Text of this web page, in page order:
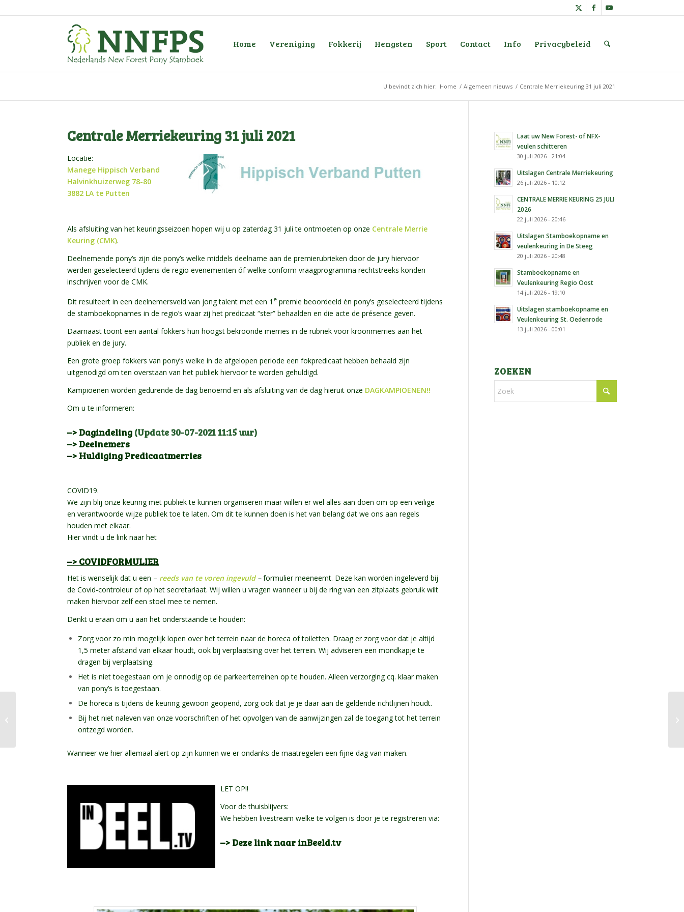
Home Vereniging Fokkerij Hengsten Sport Contact Info Privacybeleid
U bevindt zich hier: Home / Algemeen nieuws / Centrale Merriekeuring 31 juli 2021
Centrale Merriekeuring 31 juli 2021
Locatie:
Manege Hippisch Verband
Halvinkhuizerweg 78-80
3882 LA te Putten
Als afsluiting van het keuringsseizoen hopen wij u op zaterdag 31 juli te ontmoeten op onze Centrale Merrie
Keuring (CMK).
Deelnemende pony’s zijn die pony’s welke middels deelname aan de premierubrieken door de jury hiervoor
werden geselecteerd tijdens de regio evenementen óf welke conform vraagprogramma rechtstreeks konden
inschrijven voor de CMK.
Dit resulteert in een deelnemersveld van jong talent met een 1 e premie beoordeeld én pony’s geselecteerd tijdens
de stamboekopnames in de regio’s waar zij het predicaat “ster” behaalden en die acte de présence geven.
Daarnaast toont een aantal fokkers hun hoogst bekroonde merries in de rubriek voor kroonmerries aan het
publiek en de jury.
Een grote groep fokkers van pony’s welke in de afgelopen periode een fokpredicaat hebben behaald zijn
uitgenodigd om ten overstaan van het publiek hiervoor te worden gehuldigd.
Kampioenen worden gedurende de dag benoemd en als afsluiting van de dag hieruit onze DAGKAMPIOENEN!!
Om u te informeren:
–> Dagindeling (Update 30-07-2021 11:15 uur)
–> Deelnemers
–> Huldiging Predicaatmerries
COVID19.
We zijn blij onze keuring met publiek te kunnen organiseren maar willen er wel alles aan doen om op een veilige
en verantwoorde wijze publiek toe te laten. Om dit te kunnen doen is het van belang dat we ons aan regels
houden met elkaar.
Hier vindt u de link naar het
–> COVIDFORMULIER
Het is wenselijk dat u een – reeds van te voren ingevuld–formulier meeneemt. Deze kan worden ingeleverd bij
de Covid-controleur of op het secretariaat. Wij willen u vragen wanneer u bij de ring van een zitplaats gebruik wilt
maken hiervoor zelf een stoel mee te nemen.
Denkt u eraan om u aan het onderstaande te houden:
Zorg voor zo min mogelijk lopen over het terrein naar de horeca of toiletten. Draag er zorg voor dat je altijd
1,5 meter afstand van elkaar houdt, ook bij verplaatsing over het terrein. Wij adviseren een mondkapje te
dragen bij verplaatsing.
Het is niet toegestaan om je onnodig op de parkeerterreinen op te houden. Alleen verzorging cq. klaar maken
van pony’s is toegestaan.
De horeca is tijdens de keuring gewoon geopend, zorg ook dat je je daar aan de geldende richtlijnen houdt.
Bij het niet naleven van onze voorschriften of het opvolgen van de aanwijzingen zal de toegang tot het terrein
ontzegd worden.
Wanneer we hier allemaal alert op zijn kunnen we er ondanks de maatregelen een fijne dag van maken.
LET OP!!
Voor de thuisblijvers:
We hebben livestream welke te volgen is door je te registreren via:
–> Deze link naar inBeeld.tv
Laat uw New Forest- of NFX-
veulen schitteren
30 juli 2026 - 21:04
Uitslagen Centrale Merriekeuring
26 juli 2026 - 10:12
CENTRALE MERRIE KEURING 25 JULI
2026
22 juli 2026 - 20:46
Uitslagen Stamboekopname en
veulenkeuring in De Steeg
20 juli 2026 - 20:48
Stamboekopname en
Veulenkeuring Regio Oost
14 juli 2026 - 19:10
Uitslagen stamboekopname en
Veulenkeuring St. Oedenrode
13 juli 2026 - 00:01
ZOEKEN
Onze Centrale Merrie
Keuring nadert – let